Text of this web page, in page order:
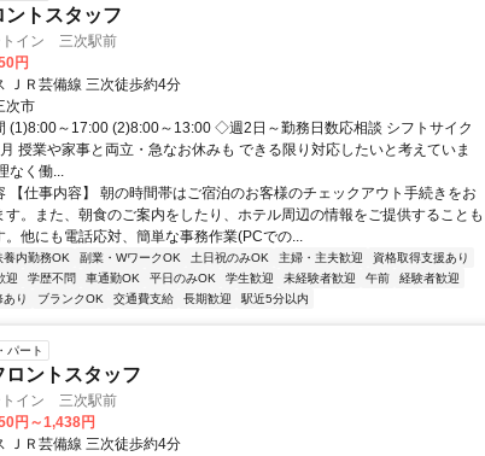
ントスタッフ
トイン 三次駅前
円
ＪＲ芸備線 三次徒歩約4分
次市
(1)8:00～17:00 (2)8:00～13:00 ◇週2日～勤務日数応相談 シフトサイク
授業や家事と両立・急なお休みも できる限り対応したいと考えていま
なく働...
【仕事内容】 朝の時間帯はご宿泊のお客様のチェックアウト手続きをお
す。また、朝食のご案内をしたり、ホテル周辺の情報をご提供することも
。他にも電話応対、簡単な事務作業(PCでの...
養内勤務OK 副業・WワークOK 土日祝のみOK 主婦・主夫歓迎
資格取得支援あり
迎
学歴不問 車通勤OK 平日のみOK 学生歓迎 未経験者歓迎 午前
経験者歓迎
あり ブランクOK 交通費支給 長期歓迎 駅近5分以内
パート
ロントスタッフ
トイン 三次駅前
円～1,438円
ＪＲ芸備線 三次徒歩約4分